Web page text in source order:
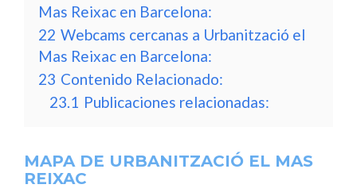
Mas Reixac en Barcelona:
22 Webcams cercanas a Urbanització el
Mas Reixac en Barcelona:
23 Contenido Relacionado:
23.1 Publicaciones relacionadas:
MAPA DE URBANITZACIÓ EL MAS
REIXAC